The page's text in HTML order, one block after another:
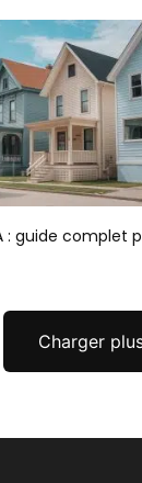
: guide complet
Charger